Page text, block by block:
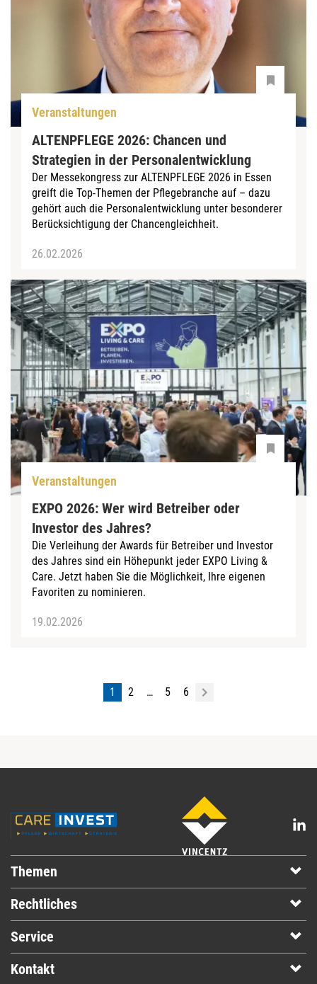
Veranstaltungen
ALTENPFLEGE 2026: Chancen und
Strategien in der Personalentwicklung
Der Messekongress zur ALTENPFLEGE 2026 in Essen
greift die Top-Themen der Pflegebranche auf – dazu
gehört auch die Personalentwicklung unter besonderer
Berücksichtigung der Chancengleichheit.
26.02.2026
Veranstaltungen
EXPO 2026: Wer wird Betreiber oder
Investor des Jahres?
Die Verleihung der Awards für Betreiber und Investor
des Jahres sind ein Höhepunkt jeder EXPO Living &
Care. Jetzt haben Sie die Möglichkeit, Ihre eigenen
Favoriten zu nominieren.
19.02.2026
1 2 … 5 6
Themen
Rechtliches
Service
Kontakt